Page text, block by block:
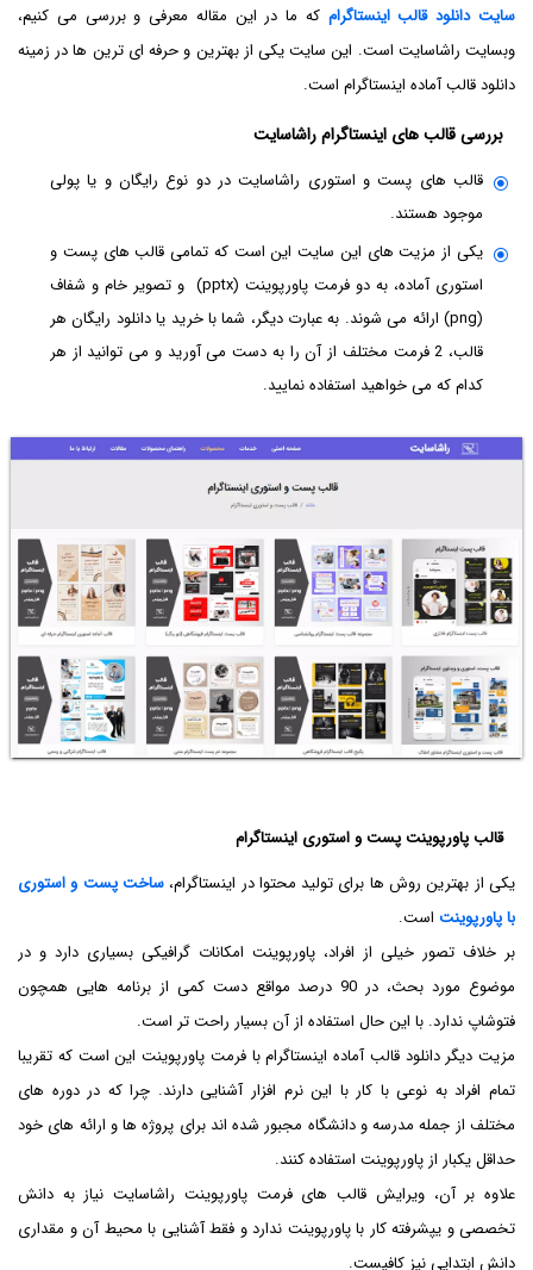
سایت دانلود قالب اینستاگرام که ما در این مقاله معرفی و بررسی می کنیم،
وبسایت راشاسایت است. این سایت یکی از بهترین و حرفه ای ترین ها در زمینه
دانلود قالب آماده اینستاگرام است.
بررسی قالب های اینستاگرام راشاسایت
قالب های پست و استوری راشاسایت در دو نوع رایگان و یا پولی
موجود هستند.
یکی از مزیت های این سایت این است که تمامی قالب های پست و
استوری آماده، به دو فرمت پاورپوینت (pptx) و تصویر خام و شفاف
(png) ارائه می شوند. به عبارت دیگر، شما با خرید یا دانلود رایگان هر
قالب، 2 فرمت مختلف از آن را به دست می آورید و می توانید از هر
کدام که می خواهید استفاده نمایید.
قالب پاورپوینت پست و استوری اینستاگرام
یکی از بهترین روش ها برای تولید محتوا در اینستاگرام، ساخت پست و استوری
با پاورپوینت است.
بر خلاف تصور خیلی از افراد، پاورپوینت امکانات گرافیکی بسیاری دارد و در
موضوع مورد بحث، در 90 درصد مواقع دست کمی از برنامه هایی همچون
فتوشاپ ندارد. با این حال استفاده از آن بسیار راحت تر است.
مزیت دیگر دانلود قالب آماده اینستاگرام با فرمت پاورپوینت این است که تقریبا
تمام افراد به نوعی با کار با این نرم افزار آشنایی دارند. چرا که در دوره های
مختلف از جمله مدرسه و دانشگاه مجبور شده اند برای پروژه ها و ارائه های خود
حداقل یکبار از پاورپوینت استفاده کنند.
علاوه بر آن، ویرایش قالب های فرمت پاورپوینت راشاسایت نیاز به دانش
تخصصی و یپشرفته کار با پاورپوینت ندارد و فقط آشنایی با محیط آن و مقداری
دانش ابتدایی نیز کافیست.